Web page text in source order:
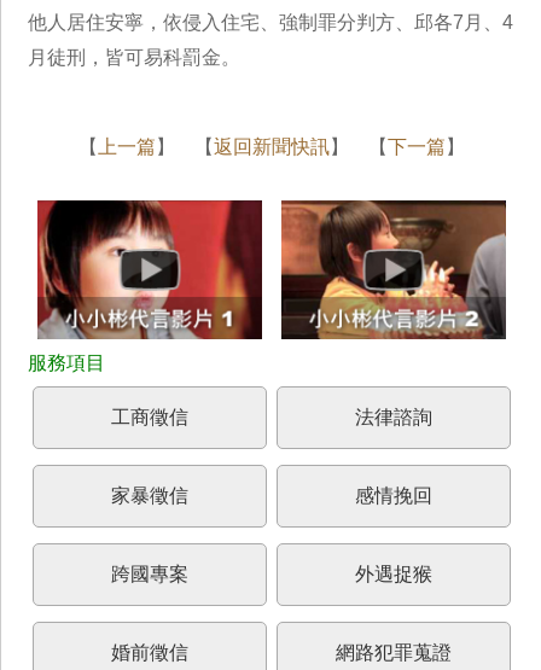
他人居住安寧，依侵入住宅、強制罪分判方、邱各7月、4
月徒刑，皆可易科罰金。
【 上一篇 】 【返回新聞快訊】 【下一篇 】
工商徵信 法律諮詢
家暴徵信 感情挽回
跨國專案 外遇捉猴
婚前徵信 網路犯罪蒐證